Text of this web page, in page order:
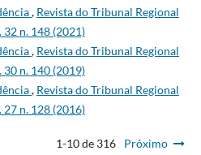
, Revista do Tribunal Regional
32 n. 148 (2021)
, Revista do Tribunal Regional
30 n. 140 (2019)
, Revista do Tribunal Regional
27 n. 128 (2016)
1-10 de 316 Próximo